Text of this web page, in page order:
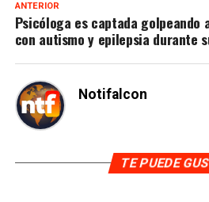
ANTERIOR
Psicóloga es captada golpeando
con autismo y epilepsia durante
Notifalcon
TE PUEDE